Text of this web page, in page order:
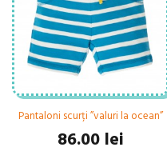
Pantaloni scurți ”valuri la ocean”
86.00 lei